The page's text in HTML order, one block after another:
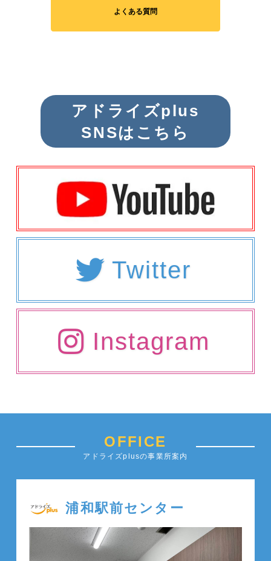
よくある質問
アドライズplus
SNSはこちら
Twitter
Instagram
OFFICE
アドライズplusの事業所案内
浦和駅前センター